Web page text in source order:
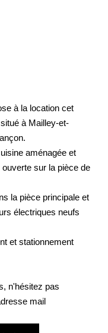
à la location cet
à Mailley-et-
aménagée et
sur la pièce de
la pièce principale et
électriques neufs
et stationnement
n'hésitez pas
mail